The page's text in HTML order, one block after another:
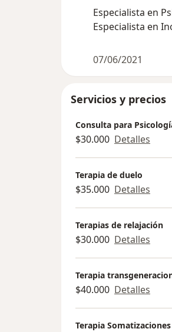
Especialista en
Especialista en
07/06/2021
Servicios y precios
Consulta para
$30.000 Detalles
Terapia de duelo
$35.000 Detalles
Terapias de relajación
$30.000 Detalles
Terapia
$40.000 Detalles
Terapia Somatizaciones